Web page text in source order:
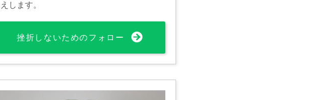
えします。
挫折しないためのフォロー